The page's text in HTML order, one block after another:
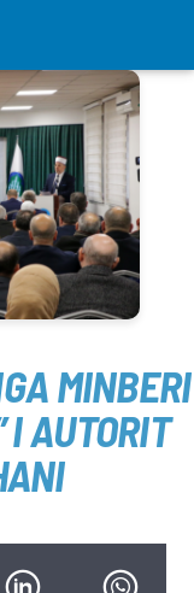
MINBERI
I AUTORIT